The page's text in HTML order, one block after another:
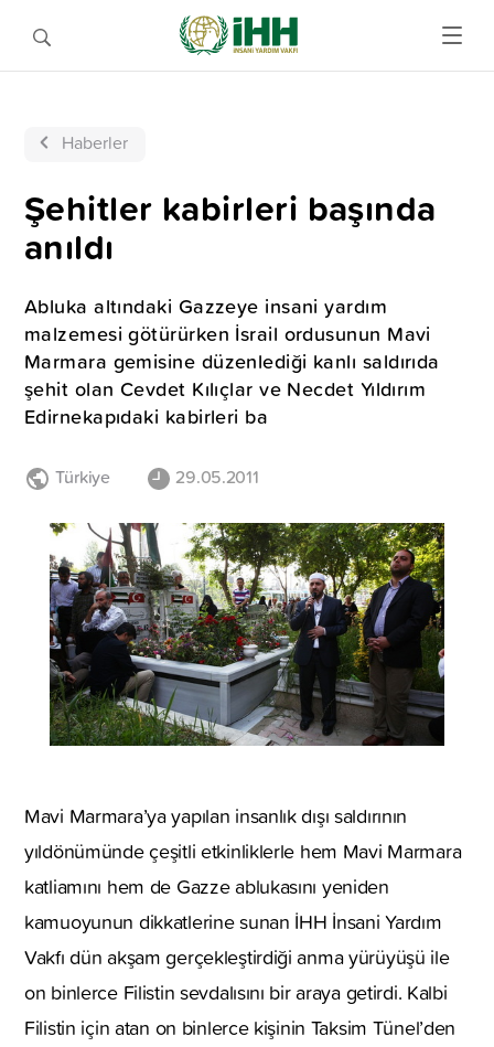
Haberler
Şehitler kabirleri başında
anıldı
Abluka altındaki Gazzeye insani yardım
malzemesi götürürken İsrail ordusunun Mavi
Marmara gemisine düzenlediği kanlı saldırıda
şehit olan Cevdet Kılıçlar ve Necdet Yıldırım
Edirnekapıdaki kabirleri ba
Türkiye 29.05.2011
Mavi Marmara’ya yapılan insanlık dışı saldırının
yıldönümünde çeşitli etkinliklerle hem Mavi Marmara
katliamını hem de Gazze ablukasını yeniden
kamuoyunun dikkatlerine sunan İHH İnsani Yardım
Vakfı dün akşam gerçekleştirdiği anma yürüyüşü ile
on binlerce Filistin sevdalısını bir araya getirdi. Kalbi
Filistin için atan on binlerce kişinin Taksim Tünel’den